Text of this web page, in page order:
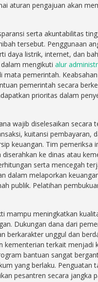
aturan pengajuan akan
serta akuntabilitas
tersebut. Penggunaan
daya listrik, internet, dan
mengikuti alur
pemerintah.
pemerintah secara
prioritas dalam
wajib diselesaikan secara
kuitansi pembayaran,
keuangan. Tim pemeriksa
ke dinas atau
serta mencegah
dalam melaporkan
publik. Pelatihan
mampu meningkatkan
Dukungan dana dari
berkarakter unggul dan
kementerian terkait menjadi
bantuan sangat
yang berlaku. Penguatan
pesantren secara jangka